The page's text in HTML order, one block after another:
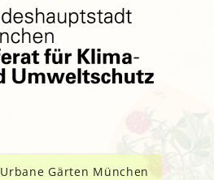
Urbane Gärten München